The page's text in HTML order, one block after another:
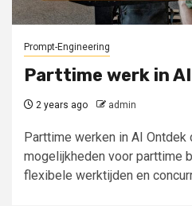
Prompt-Engineering
Parttime werk in AI
2 years ago admin
Parttime werken in AI Ontdek
mogelijkheden voor parttime
flexibele werktijden en